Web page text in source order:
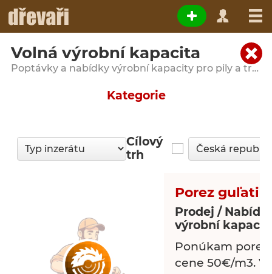
Volná výrobní kapacita
Poptávky a nabídky výrobní kapacity pro pily a truhlářské dílny
Kategorie
Cílový
trh
Porez
Prodej /
výrobní
Ponúkam
cene 50€/m3.